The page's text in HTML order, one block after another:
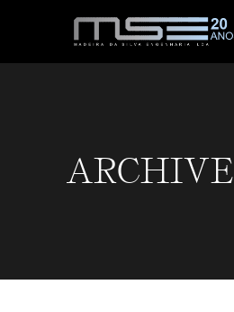
ARCHIVE